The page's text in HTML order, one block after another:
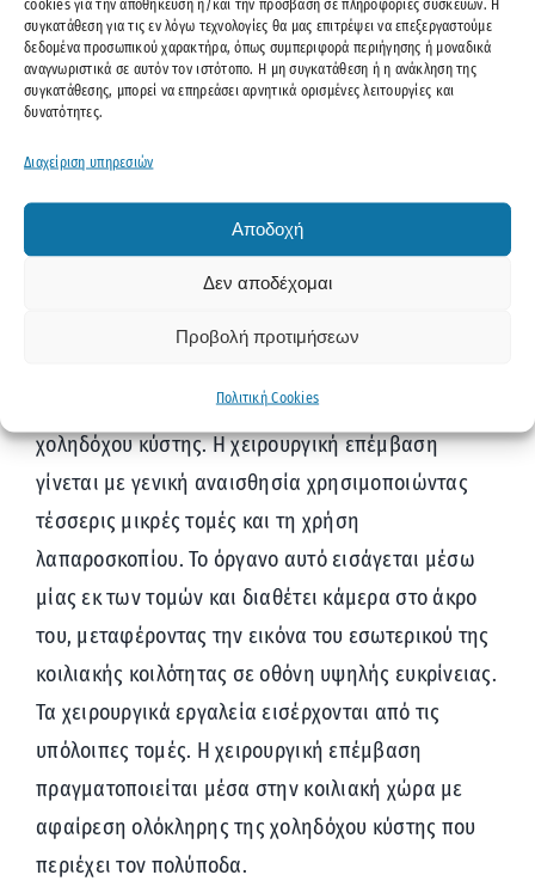
cookies για την αποθήκευση ή/και την πρόσβαση σε πληροφορίες συσκευών. Η
συγκατάθεση για τις εν λόγω τεχνολογίες θα μας επιτρέψει να επεξεργαστούμε
δεδομένα προσωπικού χαρακτήρα, όπως συμπεριφορά περιήγησης ή μοναδικά
αναγνωριστικά σε αυτόν τον ιστότοπο. Η μη συγκατάθεση ή η ανάκληση της
συγκατάθεσης, μπορεί να επηρεάσει αρνητικά ορισμένες λειτουργίες και
δυνατότητες.
Διαχείριση υπηρεσιών
Αποδοχή
Δεν αποδέχομαι
Προβολή προτιμήσεων
Πολιτική Cookies
ασβεστίου και χοληστερόλης στη χοληδόχο κύστη.
Η χειρουργική επέμβαση που χρησιμοποιείται
ευρέως τόσο για την αντιμετώπιση των
πολυπόδων της χοληδόχου κύστης όσο και της
πλέον στις περισσότερες περιπτώσεις διενεργείται
συνιστώμενη προσέγγιση για την αφαίρεση της
χοληδόχου κύστης. Η χειρουργική επέμβαση
γίνεται με γενική αναισθησία χρησιμοποιώντας
τέσσερις μικρές τομές και τη χρήση
λαπαροσκοπίου. Το όργανο αυτό εισάγεται μέσω
μίας εκ των τομών και διαθέτει κάμερα στο άκρο
του, μεταφέροντας την εικόνα του εσωτερικού της
κοιλιακής κοιλότητας σε οθόνη υψηλής ευκρίνειας.
Τα χειρουργικά εργαλεία εισέρχονται από τις
υπόλοιπες τομές. Η χειρουργική επέμβαση
πραγματοποιείται μέσα στην κοιλιακή χώρα με
αφαίρεση ολόκληρης της χοληδόχου κύστης που
περιέχει τον πολύποδα.